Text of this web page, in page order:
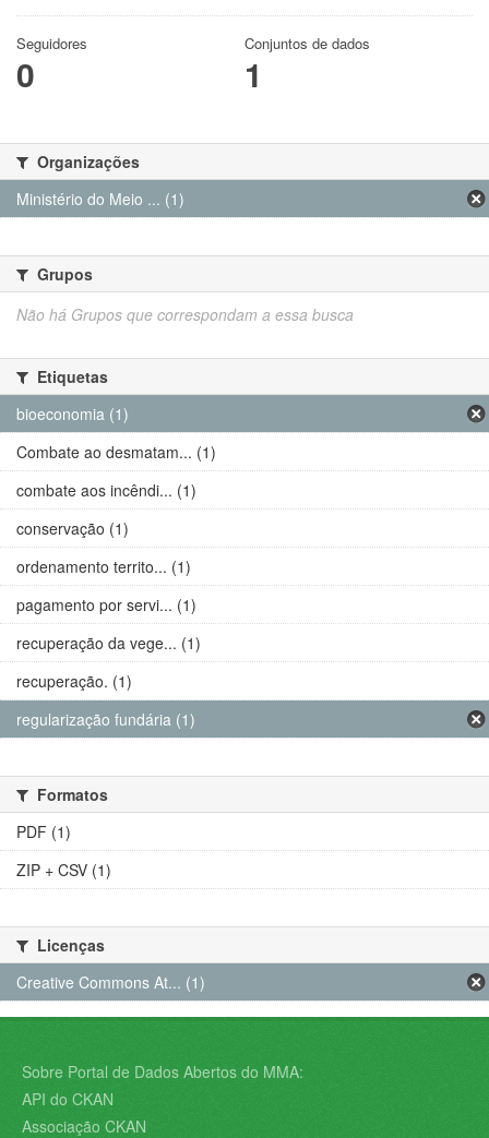
Seguidores
0
Conjuntos de dados
1
Organizações
Ministério do Meio ... (1)
Grupos
Não há Grupos que correspondam a essa busca
Etiquetas
bioeconomia (1)
Combate ao desmatam... (1)
combate aos incêndi... (1)
conservação (1)
ordenamento territo... (1)
pagamento por servi... (1)
recuperação da vege... (1)
recuperação. (1)
regularização fundária (1)
Formatos
PDF (1)
ZIP + CSV (1)
Licenças
Creative Commons At... (1)
Sobre Portal de Dados Abertos do MMA:
API do CKAN
Associação CKAN